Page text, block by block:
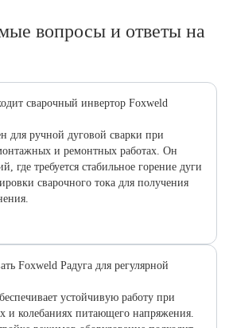
вопросы и ответы на
сварочный инвертор Foxweld
для ручной дуговой сварки при
и ремонтных работах. Он
где требуется стабильное горение дуги
сварочного тока для получения
Foxweld Радуга для регулярной
устойчивую работу при
и колебаниях питающего напряжения.